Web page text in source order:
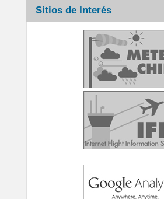
Sitios de Interés